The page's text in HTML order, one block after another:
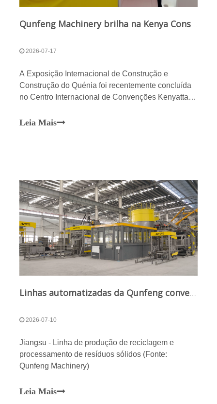
2026-07-17
A Exposição Internacional de Construção e
Construção do Quénia foi recentemente concluída
no Centro Internacional de Convenções Kenyatta,
atenções na exposição, apresentando suas
Leia Mais
Linhas automatizadas da Qunfeng convertem resíduos sólidos em materiais de construção para a cidade de lixo zero em Jiangsu
2026-07-10
Jiangsu - Linha de produção de reciclagem e
processamento de resíduos sólidos (Fonte:
Qunfeng Machinery)
Leia Mais